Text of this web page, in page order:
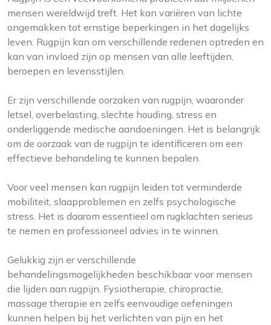
mensen wereldwijd treft. Het kan variëren van lichte
ongemakken tot ernstige beperkingen in het dagelijks
leven. Rugpijn kan om verschillende redenen optreden en
kan van invloed zijn op mensen van alle leeftijden,
beroepen en levensstijlen.
Er zijn verschillende oorzaken van rugpijn, waaronder
letsel, overbelasting, slechte houding, stress en
onderliggende medische aandoeningen. Het is belangrijk
om de oorzaak van de rugpijn te identificeren om een
effectieve behandeling te kunnen bepalen.
Voor veel mensen kan rugpijn leiden tot verminderde
mobiliteit, slaapproblemen en zelfs psychologische
stress. Het is daarom essentieel om rugklachten serieus
te nemen en professioneel advies in te winnen.
Gelukkig zijn er verschillende
behandelingsmogelijkheden beschikbaar voor mensen
die lijden aan rugpijn. Fysiotherapie, chiropractie,
massage therapie en zelfs eenvoudige oefeningen
kunnen helpen bij het verlichten van pijn en het